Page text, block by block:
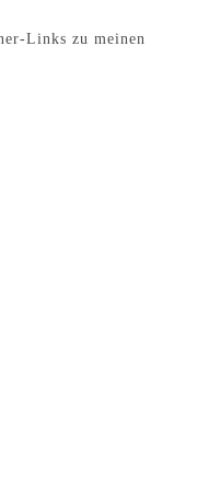
Links zu meinen